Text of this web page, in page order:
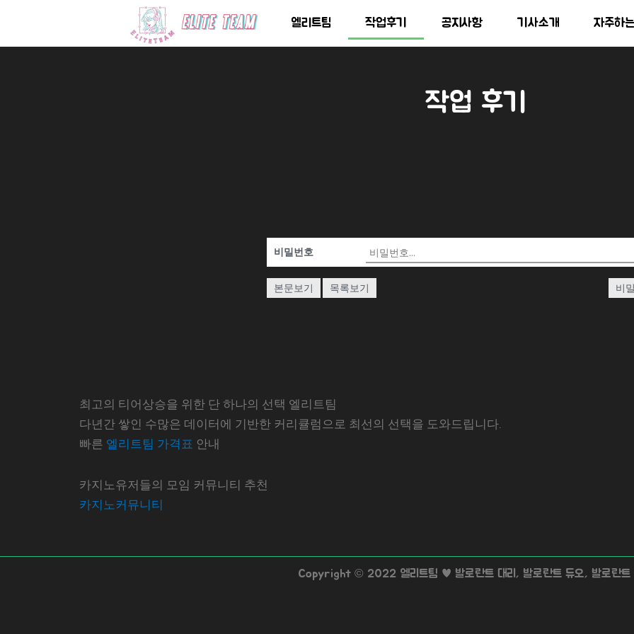
츠
엘리트팀 작업후기 공지사항 기사소개 자주하
작업 후기
비밀번호
본문보기 목록보기 비
최고의 티어상승을 위한 단 하나의 선택 엘리트팀
다년간 쌓인 수많은 데이터에 기반한 커리큘럼으로 최선의 선택을 도와드립니다.
빠른 엘리트팀 가격표 안내
카지노유저들의 모임 커뮤니티 추천
카지노커뮤니티
Copyright © 2022 엘리트팀 ♥ 발로란트 대리, 발로란트 듀오, 발로란트